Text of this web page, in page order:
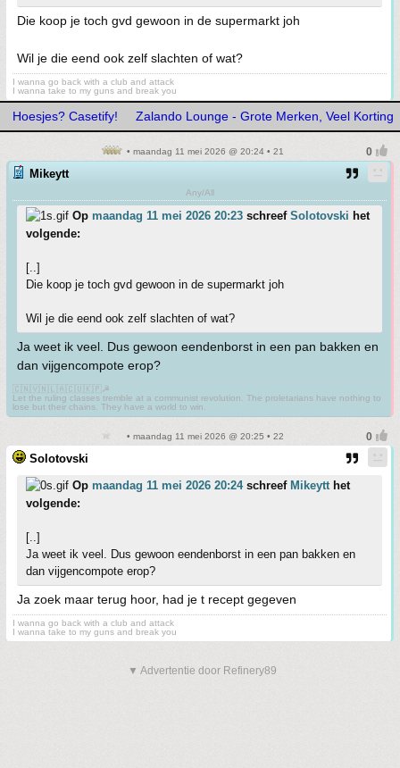
Die koop je toch gvd gewoon in de supermarkt joh
Wil je die eend ook zelf slachten of wat?
I wanna go back with a club and attack
I wanna take to my guns and break you
Hoesjes? Casetify! Zalando Lounge - Grote Merken, Veel Korting
• maandag 11 mei 2026 @ 20:24 • 21
Mikeytt
Any/All
Op maandag 11 mei 2026 20:23 schreef Solotovski het
volgende:
[..]
Die koop je toch gvd gewoon in de supermarkt joh
Wil je die eend ook zelf slachten of wat?
Ja weet ik veel. Dus gewoon eendenborst in een pan bakken en
dan vijgencompote erop?
🇨🇳🇻🇳🇱🇦🇨🇺🇰🇵☭
Let the ruling classes tremble at a communist revolution. The proletarians have nothing to
lose but their chains. They have a world to win.
• maandag 11 mei 2026 @ 20:25 • 22
Solotovski
Op maandag 11 mei 2026 20:24schreef Mikeytthet
volgende:
[..]
Ja weet ik veel. Dus gewoon eendenborst in een pan bakken en
dan vijgencompote erop?
Ja zoek maar terug hoor, had je t recept gegeven
I wanna go back with a club and attack
I wanna take to my guns and break you
▼ Advertentie door Refinery89